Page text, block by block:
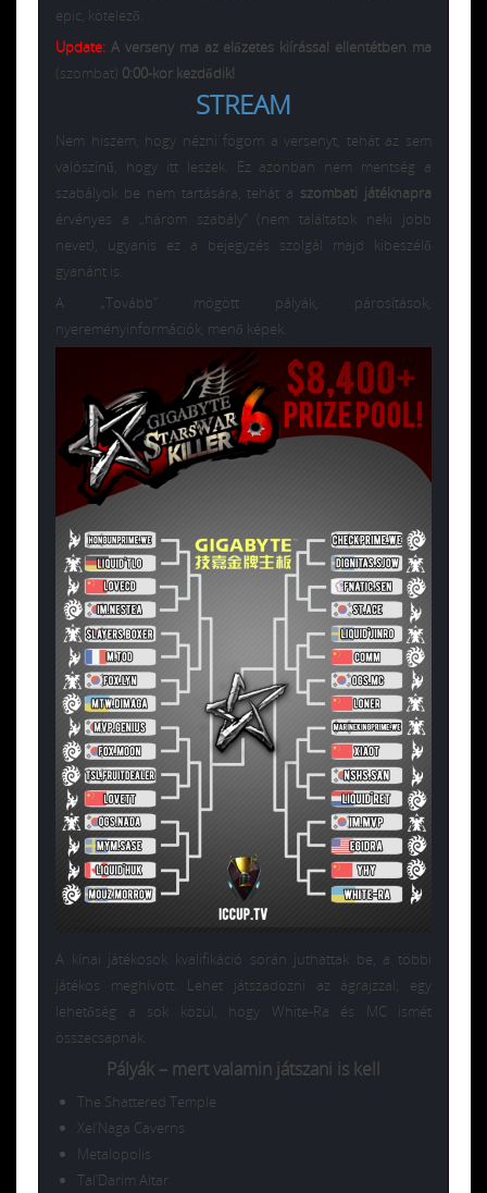
epic, kötelező.
Update: A verseny ma az előzetes kiírással ellentétben ma
(szombat) 0:00-kor kezdődik!
STREAM
Nem hiszem, hogy nézni fogom a versenyt, tehát az sem
valószínű, hogy itt leszek. Ez azonban nem mentség a
szabályok be nem tartására, tehát a szombati játéknapra
érvényes a „három szabály” (nem találtatok neki jobb
nevet), ugyanis ez a bejegyzés szolgál majd kibeszélő
gyanánt is.
A „Tovább” mögött pályák, párosítások,
nyereményinformációk, menő képek.
A kínai játékosok kvalifikáció során juthattak be, a többi
játékos meghívott. Lehet játszadozni az ágrajzzal; egy
lehetőség a sok közül, hogy White-Ra és MC ismét
összecsapnak.
Pályák – mert valamin játszani is kell
The Shattered Temple
Xel’Naga Caverns
Metalopolis
Tal’Darim Altar